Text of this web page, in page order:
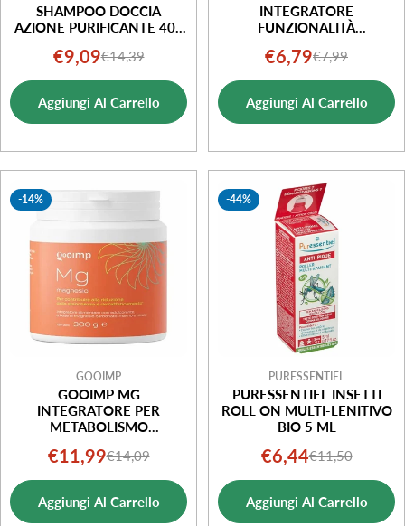
SHAMPOO DOCCIA
AZIONE PURIFICANTE 400
Prezzo
di
vendita
€9,09Prezzo
normale
€14,39
Aggiungi Al Carrello
INTEGRATORE
FUNZIONALITÀ
COMPRESSE
Prezzo
di
vendita
€6,79Prezzo
normale
€7,99
Aggiungi Al Carrello
-14%
GOOIMP
GOOIMP MG
INTEGRATORE PER
METABOLISMO
Prezzo
di
vendita
€11,99Prezzo
normale
€14,09
Aggiungi Al Carrello
-44%
PURESSENTIEL
PURESSENTIEL INSETTI
ROLL ON MULTI-LENITIVO
BIO 5 ML
Prezzo
di
vendita
€6,44Prezzo
normale
€11,50
Aggiungi Al Carrello